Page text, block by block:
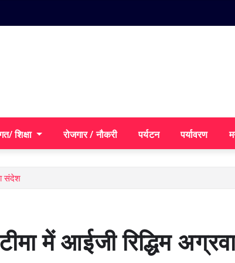
शिक्षा रोजगार / नौकरी पर्यटन पर्यावरण
संदेश
में आईजी रिद्धिम